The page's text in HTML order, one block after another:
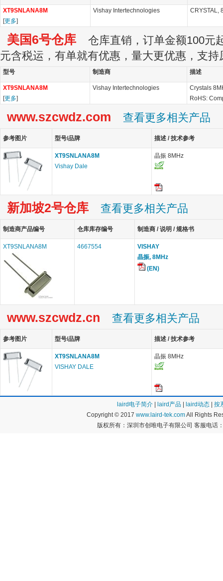
XT9SNLANA8M
[更多]
Vishay Intertechnologies CRYSTAL,
美国6号仓库 仓库直销，订单金额100元
元含税运，有单就有优惠，量大更优惠，支持
型号 制造商 描述
XT9SNLANA8M
[更多]
Vishay Intertechnologies
Crystals
RoHS:
www.szcwdz.com 查看更多相关产品
参考图片 型号/品牌 描述 / 技术参考
XT9SNLANA8M
Vishay Dale
晶振 8MHz
新加坡2号仓库 查看更多相关产品
制造商产品编号 仓库库存编号 制造商 / 说明 / 规格书
XT9SNLANA8M 4667554
VISHAY
晶振, 8MHz
(EN)
www.szcwdz.cn 查看更多相关产品
参考图片 型号/品牌 描述 / 技术参考
XT9SNLANA8M
VISHAY DALE
晶振 8MHz
laird电子简介 laird产品 laird动态
按
Copyright © 2017 www.laird-tek.comAll Rights
版权所有：深圳市创唯电子有限公司 客服电话